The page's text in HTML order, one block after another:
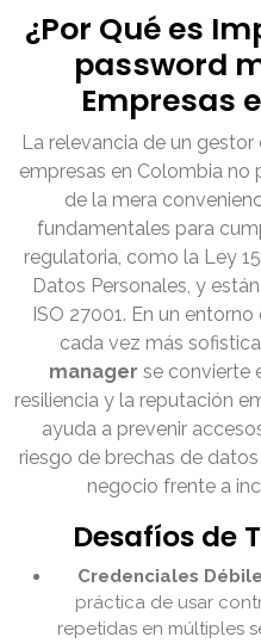
¿Por Qué es
password
Empresas
La relevancia de un
empresas en Colombia no
de la mera
fundamentales para
regulatoria, como la Ley
Datos Personales, y
ISO 27001. En un
cada vez más
manager se convierte
resiliencia y la reputación
ayuda a prevenir
riesgo de brechas de
negocio frente a
Desafíos de
Credenciales
práctica de usar
repetidas en múltiples